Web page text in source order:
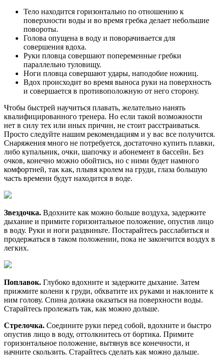
Тело находится горизонтально по отношению к
поверхности воды и во время гребка делает небольшие
повороты.
Голова опущена в воду и поворачивается для
совершения вдоха.
Руки пловца совершают попеременные гребки
параллельно туловищу.
Ноги пловца совершают удары, наподобие ножниц.
Вдох происходит во время выноса руки на поверхность
и совершается в противоположную от него сторону.
Чтобы быстрей научиться плавать, желательно нанять
квалифицированного тренера. Но если такой возможности
нет в силу тех или иных причин, не стоит расстраиваться.
Просто следуйте нашим рекомендациям и у вас все получится.
Снаряжения много не потребуется, достаточно купить плавки,
либо купальник, очки, шапочку и абонемент в бассейн. Без
очков, конечно можно обойтись, но с ними будет намного
комфортней, так как, плывя кролем на груди, глаза большую
часть времени будут находится в воде.
Звездочка. Вдохните как можно больше воздуха, задержите
дыхание и примите горизонтальное положение, опустив лицо
в воду. Руки и ноги раздвиньте. Постарайтесь расслабиться и
продержаться в таком положении, пока не закончится воздух в
легких.
Поплавок. Глубоко вдохните и задержите дыхание. Затем
прижмите колени к груди, обхватите их руками и наклоните к
ним голову. Спина должна оказаться на поверхности воды.
Старайтесь пролежать так, как можно дольше.
Стрелочка. Соедините руки перед собой, вдохните и быстро
опустив лицо в воду, оттолкнитесь от бортика. Примите
горизонтальное положение, вытянув все конечности, и
начните скользить. Старайтесь сделать как можно дальше.